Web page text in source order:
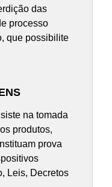
das
processo
que possibilite
na tomada
produtos,
prova
Leis, Decretos